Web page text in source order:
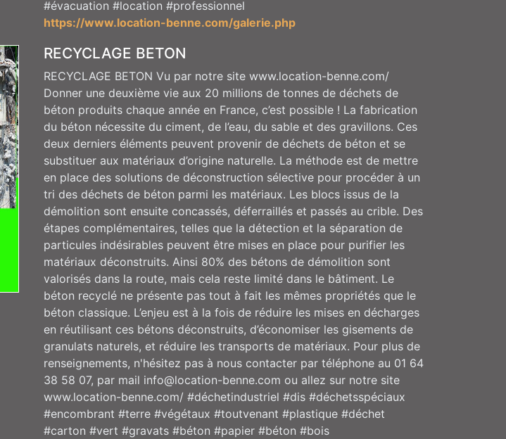
#évacuation #location #professionnel
https://www.location-benne.com/galerie.php
RECYCLAGE BETON
RECYCLAGE BETON Vu par notre site www.location-benne.com/
Donner une deuxième vie aux 20 millions de tonnes de déchets de
béton produits chaque année en France, c’est possible ! La fabrication
du béton nécessite du ciment, de l’eau, du sable et des gravillons. Ces
deux derniers éléments peuvent provenir de déchets de béton et se
substituer aux matériaux d’origine naturelle. La méthode est de mettre
en place des solutions de déconstruction sélective pour procéder à un
tri des déchets de béton parmi les matériaux. Les blocs issus de la
démolition sont ensuite concassés, déferraillés et passés au crible. Des
étapes complémentaires, telles que la détection et la séparation de
particules indésirables peuvent être mises en place pour purifier les
matériaux déconstruits. Ainsi 80% des bétons de démolition sont
valorisés dans la route, mais cela reste limité dans le bâtiment. Le
béton recyclé ne présente pas tout à fait les mêmes propriétés que le
béton classique. L’enjeu est à la fois de réduire les mises en décharges
en réutilisant ces bétons déconstruits, d’économiser les gisements de
granulats naturels, et réduire les transports de matériaux. Pour plus de
renseignements, n'hésitez pas à nous contacter par téléphone au 01 64
38 58 07, par mail info@location-benne.com ou allez sur notre site
www.location-benne.com/ #déchetindustriel #dis #déchetsspéciaux
#encombrant #terre #végétaux #toutvenant #plastique #déchet
#carton #vert #gravats #béton #papier #béton #bois